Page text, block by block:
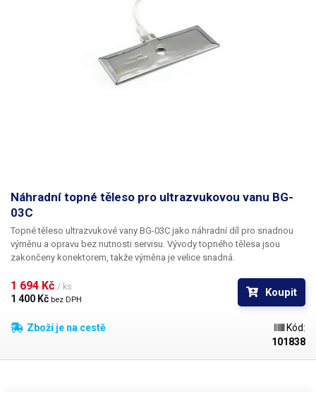
Náhradní topné těleso pro ultrazvukovou vanu BG-
03C
Topné těleso ultrazvukové vany BG-03C jako náhradní díl pro snadnou
výměnu a opravu bez nutnosti servisu. Vývody topného tělesa jsou
zakončeny konektorem, takže výměna je velice snadná.
1 694 Kč / ks
1 400 Kč bez DPH
Koupit
Zboží je na cestě
Kód:
101838